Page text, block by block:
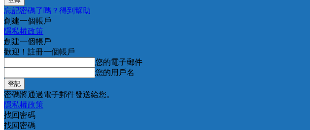
忘記密碼了嗎？得到幫助
創建一個帳戶
隱私權政策
創建一個帳戶
歡迎！註冊一個帳戶
您的電子郵件
您的用戶名
密碼將通過電子郵件發送給您。
隱私權政策
找回密碼
找回密碼